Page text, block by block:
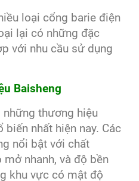
loại cổng barie điện
lại có những đặc
với nhu cầu sử dụng
Baisheng
thương hiệu
nhất hiện nay. Các
nổi bật với chất
nhanh, và độ bền
khu vực có mật độ